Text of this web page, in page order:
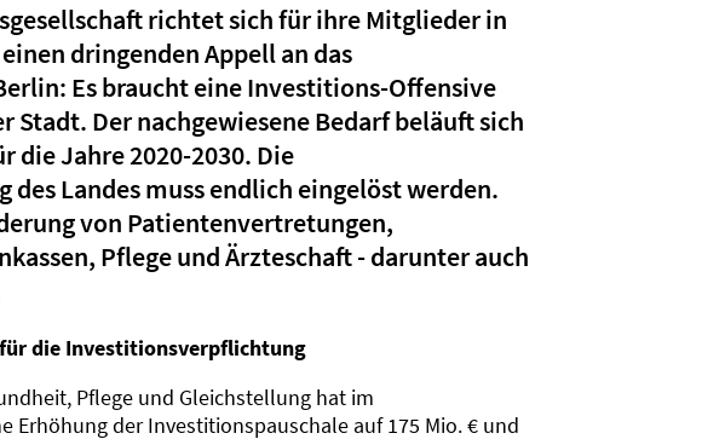
richtet sich für ihre Mitglieder in
dringenden Appell an das
Es braucht eine Investitions-Offensive
Stadt. Der nachgewiesene Bedarf beläuft sich
die Jahre 2020-2030. Die
Landes muss endlich eingelöst werden.
von Patientenvertretungen,
Pflege und Ärzteschaft - darunter auch
die Investitionsverpflichtung
Pflege und Gleichstellung hat im
Erhöhung der Investitionspauschale auf 175 Mio. € und